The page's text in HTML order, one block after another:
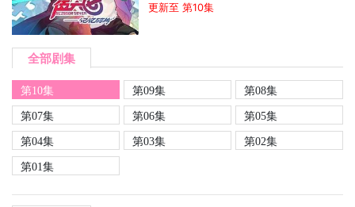
更新至 第10集
全部剧集
第10集 第09集
第08集
第07集
第06集
第05集
第04集
第03集
第02集
第01集